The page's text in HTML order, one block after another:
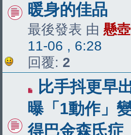
暖身的佳品
最後發表 由 懸
11-06 , 6:28
回覆: 2
比手抖更早
曝「1動作」
得巴金森氏症